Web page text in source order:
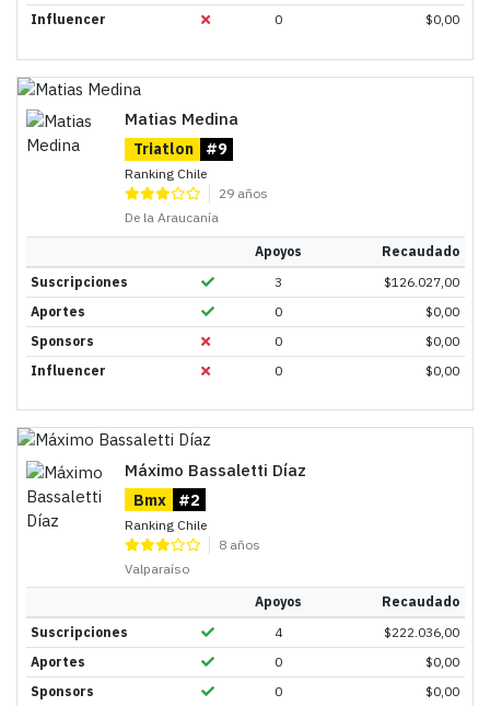
Influencer
0 $0,00
Matias Medina
Triatlon #9
Ranking Chile
29 años
De la Araucanía
Apoyos
Recaudado
Suscripciones
3 $126.027,00
Aportes
0 $0,00
Sponsors
0 $0,00
Influencer
0 $0,00
Máximo Bassaletti Díaz
Bmx #2
Ranking Chile
8 años
Valparaíso
Apoyos
Recaudado
Suscripciones
4 $222.036,00
Aportes
0 $0,00
Sponsors
0 $0,00